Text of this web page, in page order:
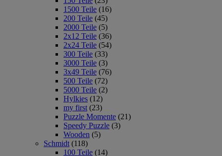
1500 Teile (16)
200 Teile (45)
2000 Teile (5)
2x12 Teile (36)
2x24 Teile (54)
300 Teile (33)
3000 Teile (3)
3x49 Teile (76)
500 Teile (72)
5000 Teile (2)
Hylkies (12)
my first (23)
Puzzle Momente (21)
Speedy Puzzle (3)
Wooden (5)
Schmidt (118)
100 Teile (14)